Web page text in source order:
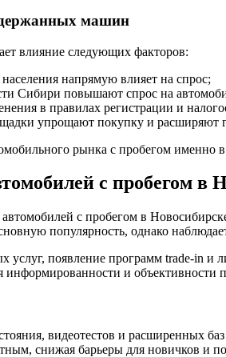
машин
влияние следующих факторов:
напрямую влияет на спрос;
Сибири повышают спрос на
в правилах регистрации и
упрощают покупку и расширяют
рынка с пробегом именно
с пробегом в
с пробегом в
популярность, однако
услуг, появление программ trade-in
и объективности
видеотестов и расширенных
снижая барьеры для новичков и